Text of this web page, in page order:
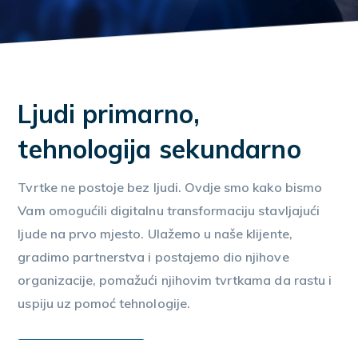
Ljudi primarno,
tehnologija sekundarno
Tvrtke ne postoje bez ljudi. Ovdje smo kako bismo
Vam omogućili digitalnu transformaciju stavljajući
ljude na prvo mjesto. Ulažemo u naše klijente,
gradimo partnerstva i postajemo dio njihove
organizacije, pomažući njihovim tvrtkama da rastu i
uspiju uz pomoć tehnologije.